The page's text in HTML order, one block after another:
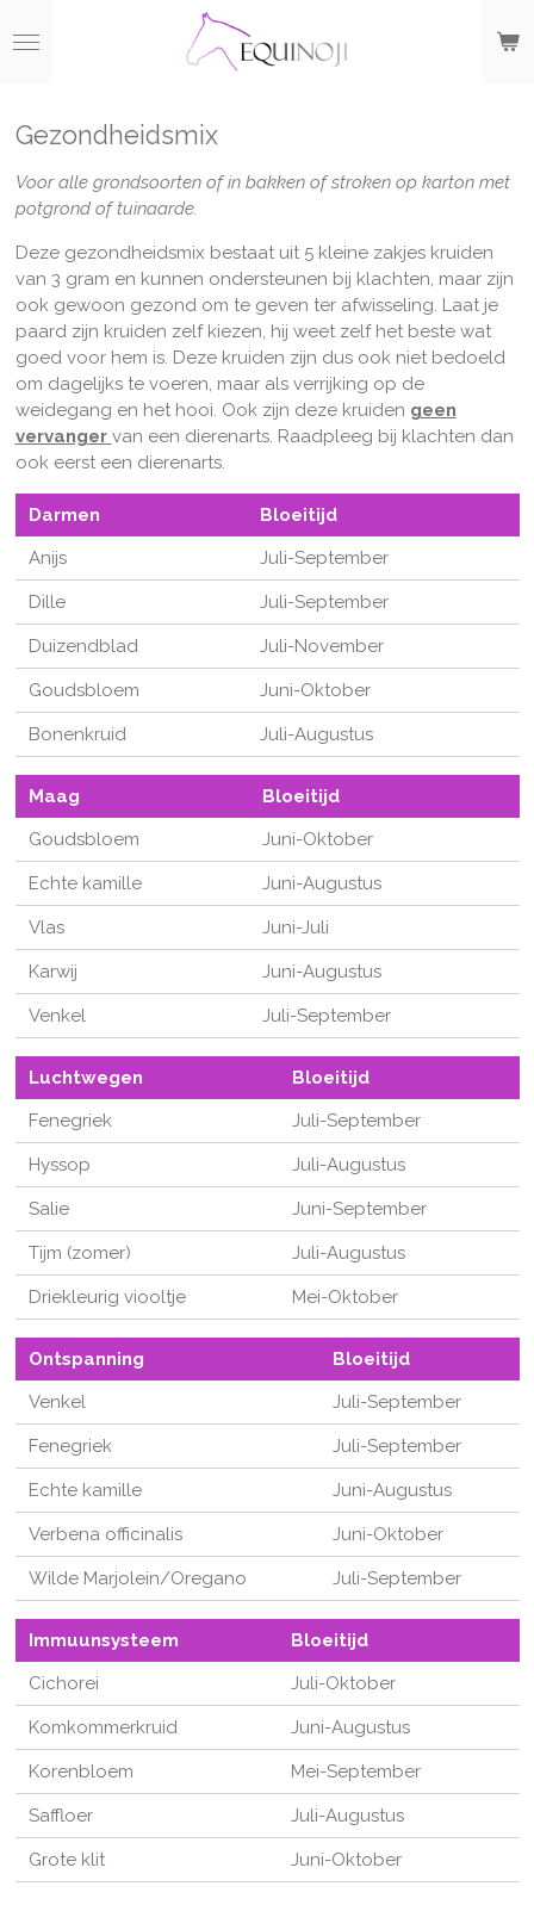
direct
hoofdinhoud
Gezondheidsmix
Voor alle grondsoorten of in bakken of stroken op karton met
potgrond of tuinaarde.
Deze gezondheidsmix bestaat uit 5 kleine zakjes kruiden
van 3 gram en kunnen ondersteunen bij klachten, maar zijn
ook gewoon gezond om te geven ter afwisseling. Laat je
paard zijn kruiden zelf kiezen, hij weet zelf het beste wat
goed voor hem is. Deze kruiden zijn dus ook niet bedoeld
om dagelijks te voeren, maar als verrijking op de
weidegang en het hooi. Ook zijn deze kruiden geen
vervanger van een dierenarts. Raadpleeg bij klachten dan
ook eerst een dierenarts.
Darmen
Bloeitijd
Anijs
Juli-September
Dille Juli-September
Duizendblad Juli-November
Goudsbloem Juni-Oktober
Bonenkruid Juli-Augustus
Maag
Bloeitijd
Goudsbloem
Juni-Oktober
Echte kamille Juni-Augustus
Vlas Juni-Juli
Karwij Juni-Augustus
Venkel Juli-September
Luchtwegen
Bloeitijd
Fenegriek
Juli-September
Hyssop Juli-Augustus
Salie Juni-September
Tijm (zomer) Juli-Augustus
Driekleurig viooltje Mei-Oktober
Ontspanning
Bloeitijd
Venkel
Juli-September
Fenegriek Juli-September
Echte kamille Juni-Augustus
Verbena officinalis Juni-Oktober
Wilde Marjolein/Oregano Juli-September
Immuunsysteem
Bloeitijd
Cichorei
Juli-Oktober
Komkommerkruid Juni-Augustus
Korenbloem Mei-September
Saffloer Juli-Augustus
Grote klit Juni-Oktober